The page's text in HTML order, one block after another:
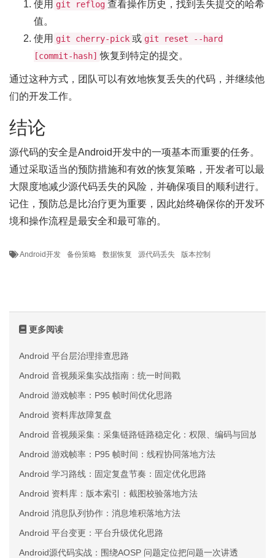
使用 git reflog 查看操作历史，找到丢失提交的哈希
值。
使用 git cherry-pick 或 git reset --hard
[commit-hash] 恢复到特定的提交。
通过这种方式，团队可以有效地恢复丢失的代码，并继续他
们的开发工作。
结论
源代码的安全是Android开发中的一项基本而重要的任务。
通过采取适当的预防措施和有效的恢复策略，开发者可以最
大限度地减少源代码丢失的风险，并确保项目的顺利进行。
记住，预防总是比治疗更为重要，因此始终确保你的开发环
境和操作流程是最安全和最可靠的。
Android开发 备份策略 数据恢复 源代码丢失 版本控制
更多阅读
Android 平台层治理排查思路
Android 音视频采集实战指南：统一时间戳
Android 游戏帧率：P95 帧时间优化思路
Android 资料库故障复盘
Android 音视频采集：采集链路链路稳定化：权限、编码与回放三
Android 游戏帧率：P95 帧时间：线程协同落地方法
Android 学习路线：固定复盘节奏：固定优化思路
Android 资料库：版本索引：截图校验落地方法
Android 消息队列协作：消息堆积落地方法
Android 平台变更：平台升级优化思路
Android源代码实战：围绕AOSP 问题定位把问题一次讲透